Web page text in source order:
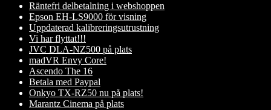
Räntefri delbetalning i webshoppen
Epson EH-LS9000 för visning
Uppdaterad kalibreringsutrustning
Vi har flyttat!!!
JVC DLA-NZ500 på plats
madVR Envy Core!
Ascendo The 16
Betala med Paypal
Onkyo TX-RZ50 nu på plats!
Marantz Cinema på plats